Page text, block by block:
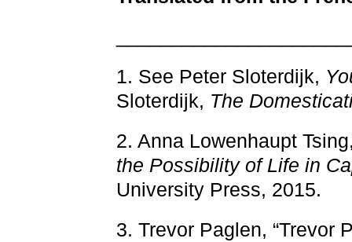
1. See Peter Sloterdijk,
Sloterdijk, The
2. Anna Lowenhaupt
the Possibility of Life in
University Press, 2015.
3. Trevor Paglen, “Trevor